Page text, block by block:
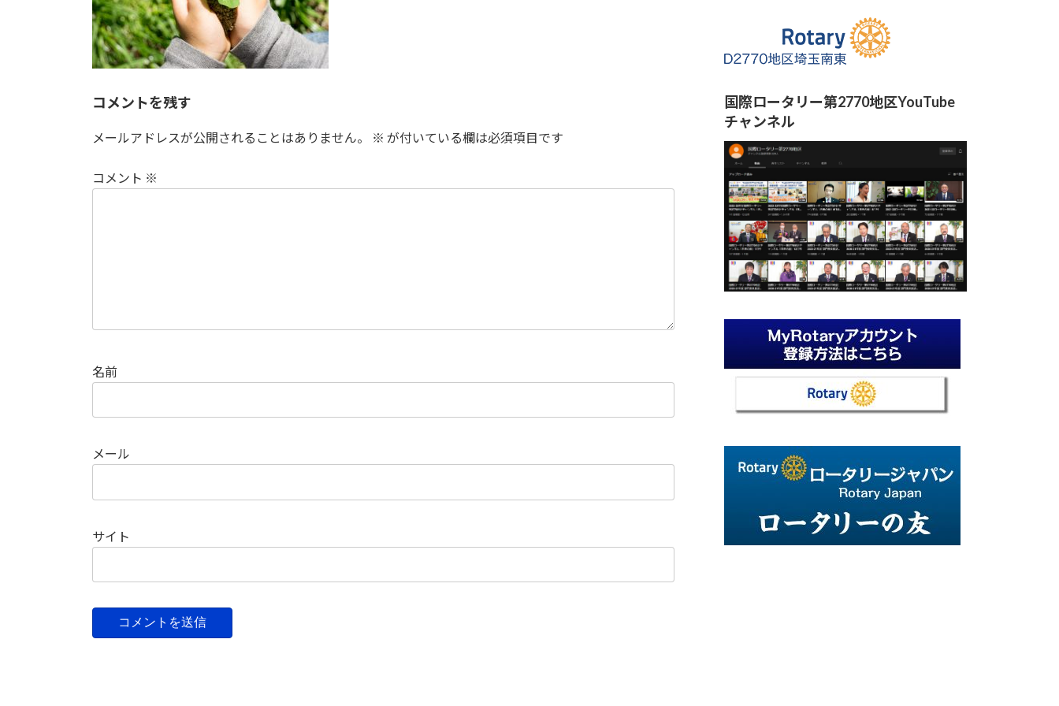
コメントを残す
メールアドレスが公開されることはありません。 ※ が付いている欄は必須項目です
コメント ※
名前
メール
サイト
国際ロータリー第2770地区YouTube
チャンネル